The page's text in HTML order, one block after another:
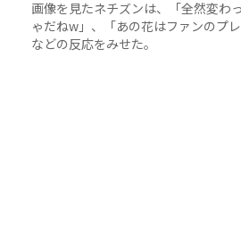
画像を見たネチズンは、「全然変わ
ゃだねw」、「あの花はファンのプ
などの反応をみせた。